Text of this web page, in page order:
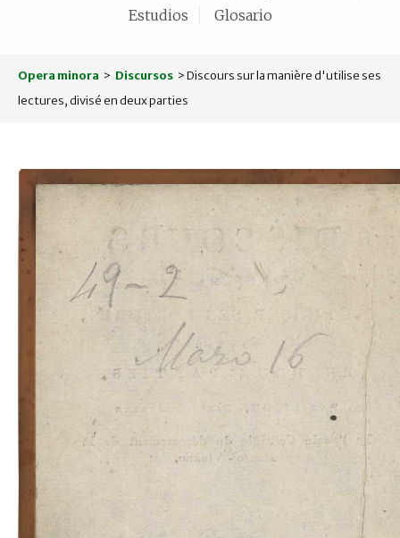
Estudios
Glosario
Opera minora > Discursos > Discours sur la manière d'utilise ses
lectures, divisé en deux parties